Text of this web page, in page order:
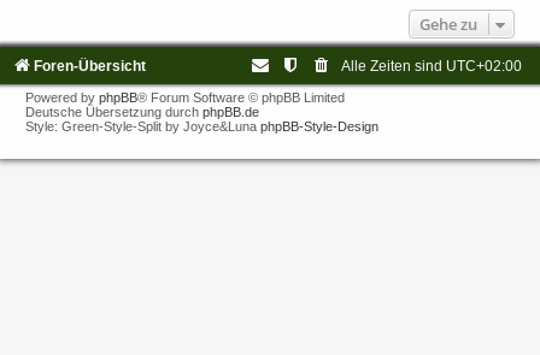
Gehe zu
Foren-Übersicht Alle Zeiten sind UTC+02:00
Powered by phpBB® Forum Software © phpBB Limited
Deutsche Übersetzung durch phpBB.de
Style: Green-Style-Split by Joyce&Luna phpBB-Style-Design